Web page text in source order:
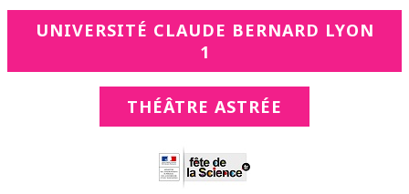
UNIVERSITÉ CLAUDE BERNARD LYON
1
THÉÂTRE ASTRÉE